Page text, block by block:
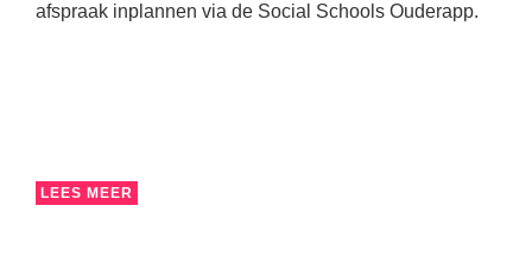
afspraak inplannen via de Social Schools Ouderapp.
LEES MEER